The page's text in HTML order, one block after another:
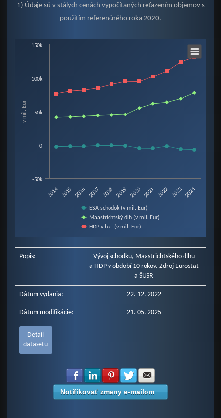
End of interactive chart.
1) Údaje sú v stálych cenách vypočítaných reťazením objemov s
použitím referenčného roka 2020.
Chart
Line chart with 3 lines.
View as data table, Chart
The chart has 1 X axis displaying categories.
The chart has 1 Y axis displaying v mil. Eur. Data ranges from -6907 to
v mil. Eur
ESA schodok (v mil. Eur)
Maastrichtský dlh (v mil. Eur)
HDP v b.c. (v mil. Eur)
2014 2015 2016 2017 2018 2019 2020 2021 2022 2023 2024
-50k
0
50k
100k
150k
Popis:
Vývoj schodku, Maastrichtského dlhu
a HDP v období 10 rokov. Zdroj Eurostat
a ŠUSR
Dátum vydania: 22. 12. 2022
Dátum modifikácie: 21. 05. 2025
Detail
datasetu
Zdielať na Facebook
Zdielať na LinkedIn
Zdielať na Pinterest
Zdielať na Twitter
Notifikovať zmeny e-mailom